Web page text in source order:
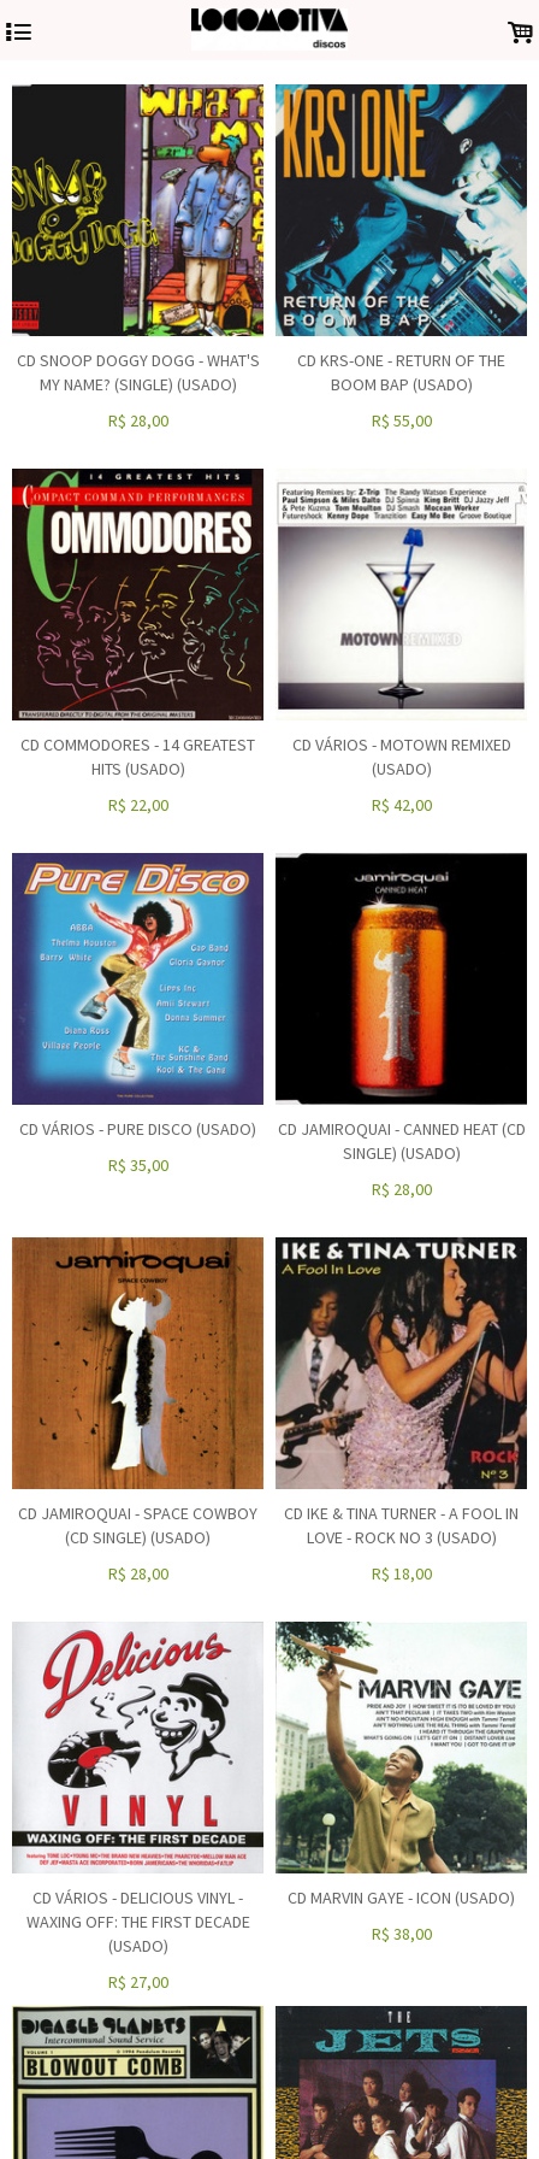
4 .
CD SNOOP DOGGY DOGG - WHAT'S
MY NAME? (SINGLE) (USADO)
R$ 28,00
CD KRS-ONE - RETURN OF THE
BOOM BAP (USADO)
R$ 55,00
CD COMMODORES - 14 GREATEST
HITS (USADO)
R$ 22,00
CD VÁRIOS - MOTOWN REMIXED
(USADO)
R$ 42,00
CD VÁRIOS - PURE DISCO (USADO)
R$ 35,00
CD JAMIROQUAI - CANNED HEAT (CD
SINGLE) (USADO)
R$ 28,00
CD JAMIROQUAI - SPACE COWBOY
(CD SINGLE) (USADO)
R$ 28,00
CD IKE & TINA TURNER - A FOOL IN
LOVE - ROCK NO 3 (USADO)
R$ 18,00
CD VÁRIOS - DELICIOUS VINYL -
WAXING OFF: THE FIRST DECADE
(USADO)
R$ 27,00
CD MARVIN GAYE - ICON (USADO)
R$ 38,00